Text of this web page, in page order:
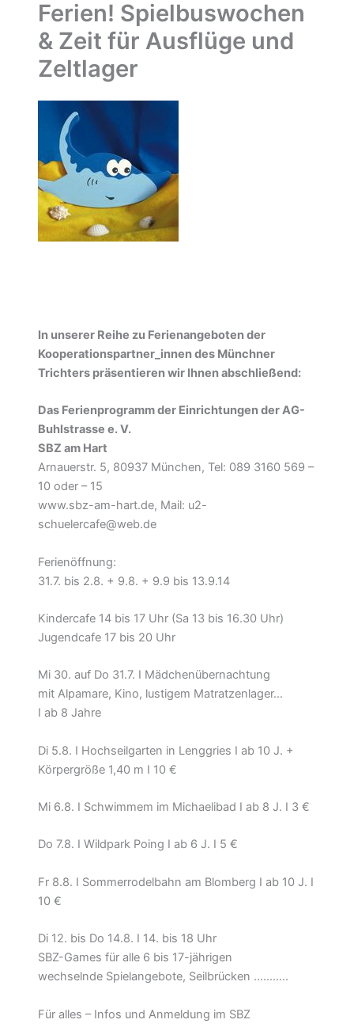
Ferien! Spielbuswochen
& Zeit für Ausflüge und
Zeltlager
In unserer Reihe zu Ferienangeboten der
Kooperationspartner_innen des Münchner
Trichters präsentieren wir Ihnen abschließend:
Das Ferienprogrammder Einrichtungen der AG-
Buhlstrasse e. V.
SBZ am Hart
Arnauerstr. 5, 80937 München, Tel: 089 3160 569 –
10 oder – 15
www.sbz-am-hart.de, Mail: u2-
schuelercafe@web.de
Ferienöffnung:
31.7. bis 2.8. + 9.8. + 9.9 bis 13.9.14
Kindercafe 14 bis 17 Uhr (Sa 13 bis 16.30 Uhr)
Jugendcafe 17 bis 20 Uhr
Mi 30. auf Do 31.7. I Mädchenübernachtung
mit Alpamare, Kino, lustigem Matratzenlager…
I ab 8 Jahre
Di 5.8. I Hochseilgarten in Lenggries I ab 10 J. +
Körpergröße 1,40 m I 10 €
Mi 6.8. I Schwimmem im Michaelibad I ab 8 J. I 3 €
Do 7.8. I Wildpark Poing I ab 6 J. I 5 €
Fr 8.8. I Sommerrodelbahn am Blomberg I ab 10 J. I
10 €
Di 12. bis Do 14.8. I 14. bis 18 Uhr
SBZ-Games für alle 6 bis 17-jährigen
wechselnde Spielangebote, Seilbrücken ………..
Für alles – Infos und Anmeldung im SBZ